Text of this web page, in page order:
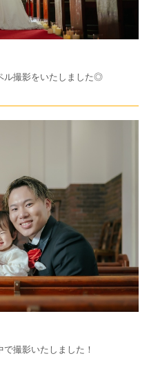
ル撮影をいたしました◎
撮影いたしました！